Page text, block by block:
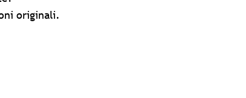
originali.